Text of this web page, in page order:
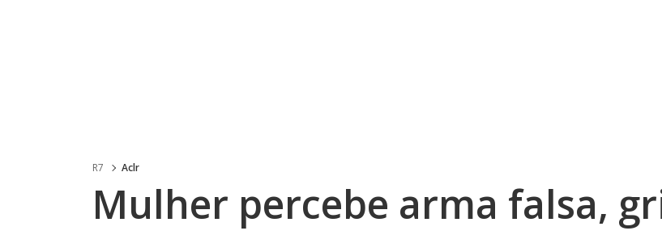
R7 Aclr
Mulher percebe arma falsa,